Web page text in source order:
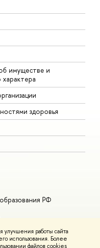
работы сайта
использования. Более
файлов cookies
имуществе и
характера
здоровья
РФ